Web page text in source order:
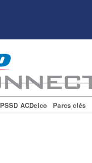
PSSD ACDelco Parcs clés